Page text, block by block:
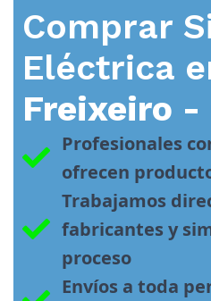
Comprar
Eléctrica
Freixeiro -
Profesionales
ofrecen
Trabajamos
fabricantes y
proceso
Envíos a toda